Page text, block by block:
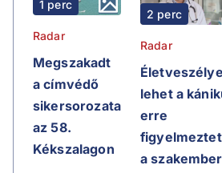
1 perc
Radar
Megszakadt
a címvédő
sikersorozata
az 58.
Kékszalagon
2 perc
Radar
lehet a
erre
a